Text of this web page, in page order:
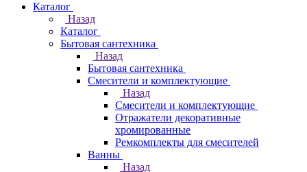
Каталог
Назад
Каталог
Бытовая сантехника
Назад
Бытовая сантехника
Смесители и комплектующие
Назад
Смесители и комплектующие
Отражатели декоративные
хромированные
Ремкомплекты для смесителей
Ванны
Назад